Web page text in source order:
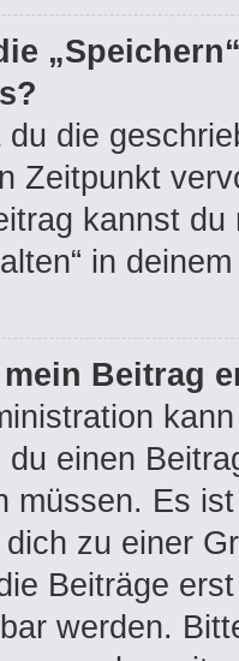
du die
Zeitpunkt
kannst
in
Beitrag
du einen
müssen. Es
zu einer
Beiträge
werden.